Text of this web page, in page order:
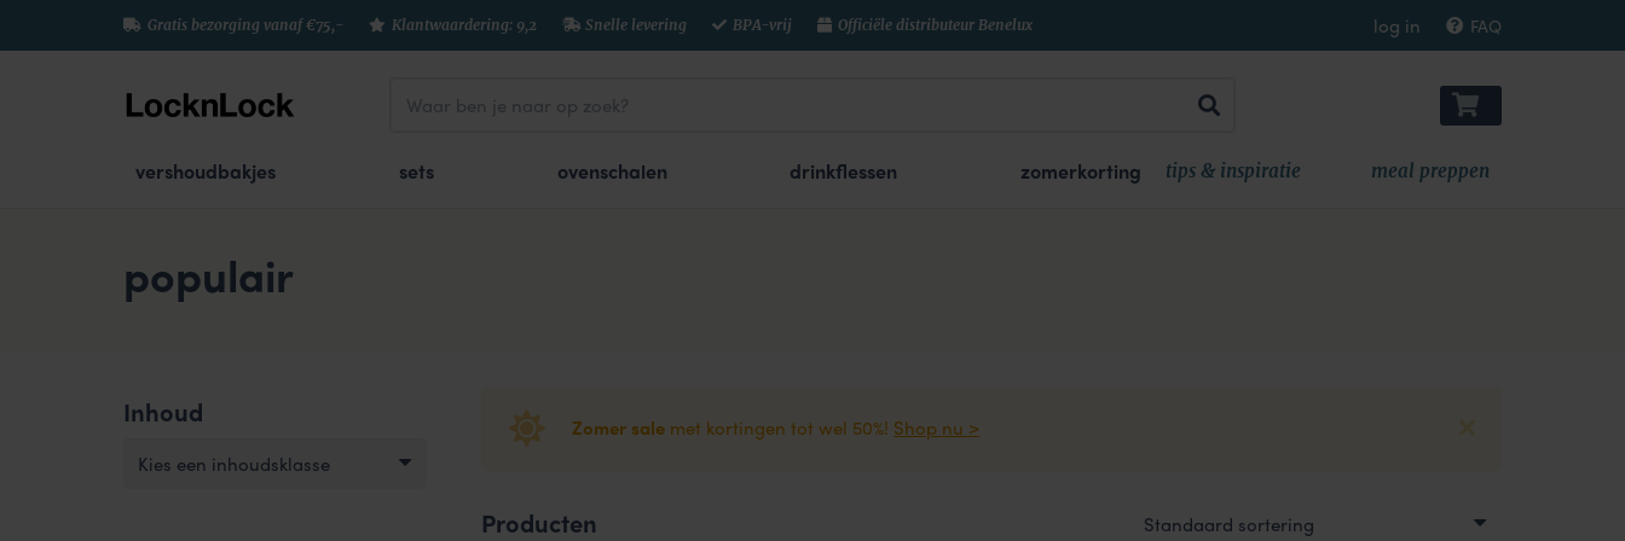
Gratis bezorging vanaf €75,- Klantwaardering: 9,2 Snelle levering BPA-vrij Officiële distributeur Benelux log in FAQ
vershoudbakjes sets ovenschalen drinkflessen zomerkorting tips & inspiratie meal preppen
populair
Inhoud
Kies een inhoudsklasse
Zomer sale met kortingen tot wel 50%! Shop nu >
Producten